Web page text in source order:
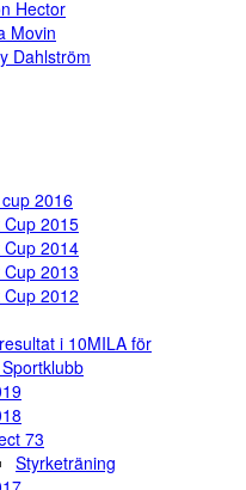
Hector
Movin
Dahlström
2016
Cup 2015
Cup 2014
2013
2012
i 10MILA för
73
Styrketräning